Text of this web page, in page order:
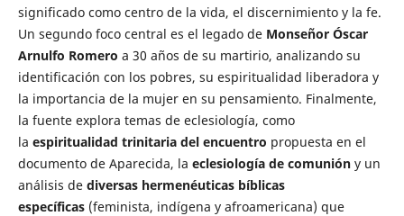
significado como centro de la vida, el discernimiento y la fe.
Un segundo foco central es el legado de Monseñor Óscar
Arnulfo Romero a 30 años de su martirio, analizando su
identificación con los pobres, su espiritualidad liberadora y
la importancia de la mujer en su pensamiento. Finalmente,
la fuente explora temas de eclesiología, como
la espiritualidad trinitaria del encuentro propuesta en el
documento de Aparecida, la eclesiología de comunióny un
análisis de diversas hermenéuticas bíblicas
específicas(feminista, indígena y afroamericana) que